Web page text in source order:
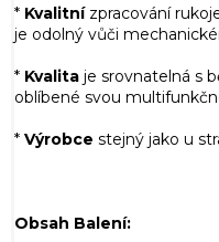
* Kvalitnízpracování
je odolný vůči
* Kvalita je srovnatelná s
oblíbené svou
* Výrobce stejný jako u
Obsah Balení: